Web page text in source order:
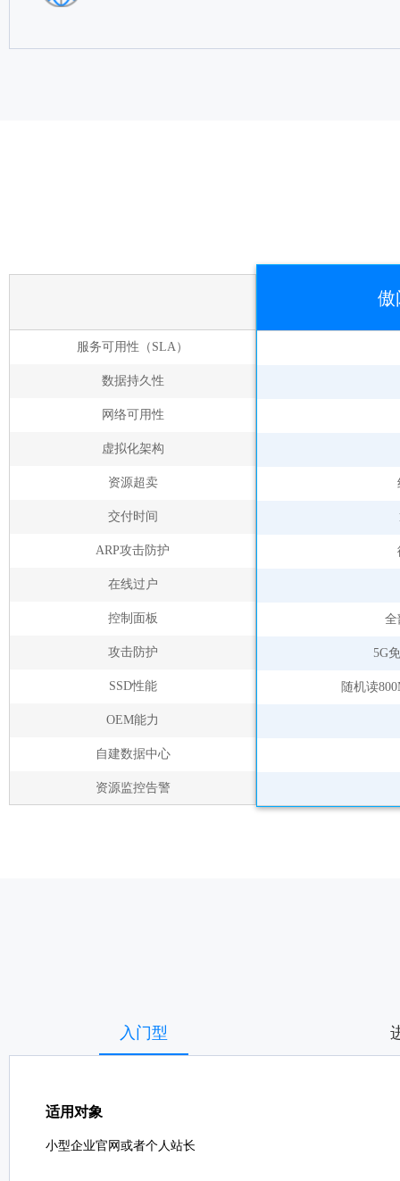
服务可用性（SLA）
数据持久性
网络可用性
虚拟化架构
资源超卖
交付时间
ARP攻击防护
在线过户
控制面板
攻击防护
SSD性能
OEM能力
自建数据中心
资源监控告警
傲
全
5G
随机读
入门型
适用对象
小型企业官网或者个人站长